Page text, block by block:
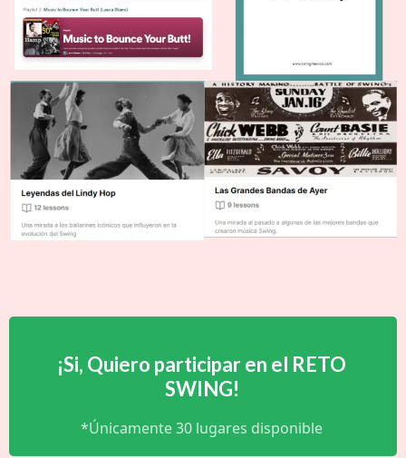
¡Si, Quiero participar en el RETO
SWING!
*Únicamente 30 lugares disponible